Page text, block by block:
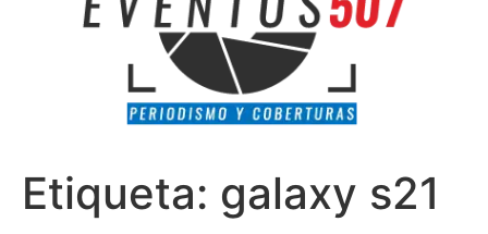
Etiqueta: galaxy s21